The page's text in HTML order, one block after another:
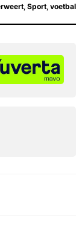
Sport voetbal